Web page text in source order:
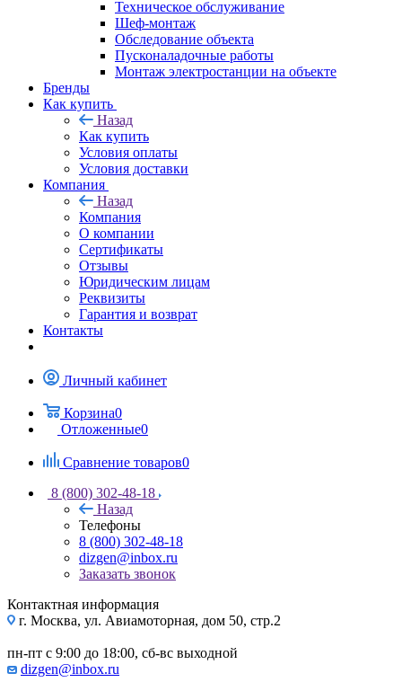
Техническое обслуживание
Шеф-монтаж
Обследование объекта
Пусконаладочные работы
Монтаж электростанции на объекте
Бренды
Как купить
Назад
Как купить
Условия оплаты
Условия доставки
Компания
Назад
Компания
О компании
Сертификаты
Отзывы
Юридическим лицам
Реквизиты
Гарантия и возврат
Контакты
Личный кабинет
Корзина0
Отложенные0
Сравнение товаров0
8 (800) 302-48-18
Назад
Телефоны
8 (800) 302-48-18
dizgen@inbox.ru
Заказать звонок
Контактная информация
г. Москва, ул. Авиамоторная, дом 50, стр.2
пн-пт с 9:00 до 18:00, сб-вс выходной
dizgen@inbox.ru